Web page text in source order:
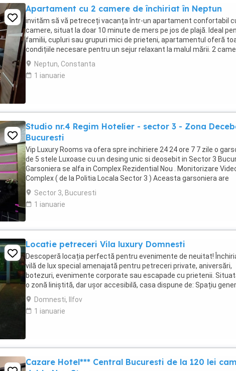
Apartament cu 2 camere de închiriat în Neptun
invităm să vă petreceți vacanța într-un apartament confortabil
camere, situat la doar 10 minute de mers pe jos de plajă. Ideal
familii, cupluri sau grupuri mici de prieteni, apartamentul oferă
condițiile necesare pentru un sejur relaxant la malul mării. 2
Mobilat și ...
Neptun, Constanta
1 ianuarie
Studio nr.4 Regim Hotelier - sector 3 - Zona
Bucuresti
Vip Luxury Rooms va ofera spre inchiriere 24 24 ore 7 7 zile o
de 5 stele Luxoase cu un desing unic si deosebit in Sector 3
Garsoniera se alfa in Complex Rezidential Nou . Monitorizare
Complex ( de la Politia Locala Sector 3 ) Aceasta garsoniera are
suprafata de 35mp ...
Sector 3, Bucuresti
1 ianuarie
Locatie petreceri Vila luxury Domnesti
Descoperă locația perfectă pentru evenimente de neuitat!
vilă de lux special amenajată pentru petreceri private, aniversări,
botezuri, evenimente corporate sau escapade cu prietenii.
o zonă liniștită, dar ușor accesibilă, casa dispune de: Spațiu
modern mobilat Sistem ...
Domnesti, Ilfov
1 ianuarie
Cazare Hotel*** Central Bucuresti de la 120 lei